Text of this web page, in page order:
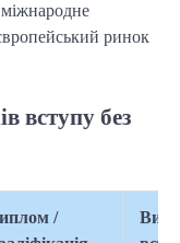
ринок
вступу без
/